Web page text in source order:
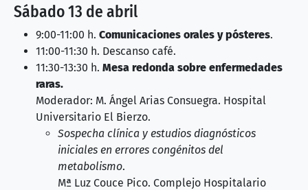
Sábado 13 de abril
9:00-11:00 h. Comunicaciones orales y pósteres.
11:00-11:30 h. Descanso café.
11:30-13:30 h. Mesa redonda sobre enfermedades
raras.
Moderador: M. Ángel Arias Consuegra. Hospital
Universitario El Bierzo.
Sospecha clínica y estudios diagnósticos
iniciales en errores congénitos del
metabolismo.
Mª Luz Couce Pico. Complejo Hospitalario